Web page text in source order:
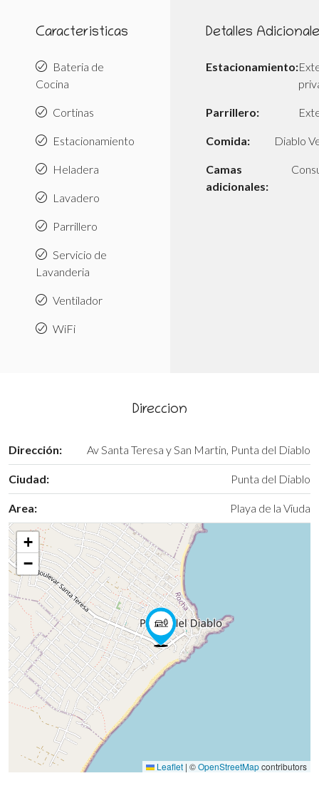
Caracteristicas
Bateria de
Cocina
Cortinas
Estacionamiento
Heladera
Lavadero
Parrillero
Servicio de
Lavanderia
Ventilador
WiFi
Detalles
Estacionamiento:
Parrillero:
Comida: Diablo
Camas
adicionales:
Direccion
Dirección: Av Santa Teresa y San Martin, Punta del Diablo
Ciudad: Punta del Diablo
Area: Playa de la Viuda
+
−
Leaflet | ©OpenStreetMapcontributors